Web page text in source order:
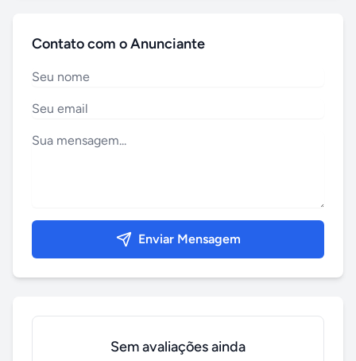
Contato com o Anunciante
Enviar Mensagem
Sem avaliações ainda